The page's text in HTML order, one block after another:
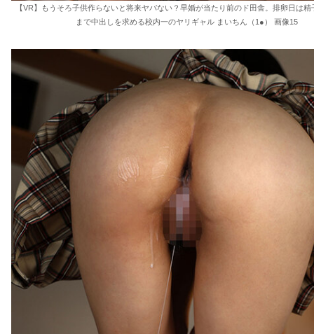
【VR】もうそろ子供作らないと将来ヤバない？早婚が当たり前のド田舎。排卵日は精
まで中出しを求める校内一のヤリギャル まいちん（1●） 画像15